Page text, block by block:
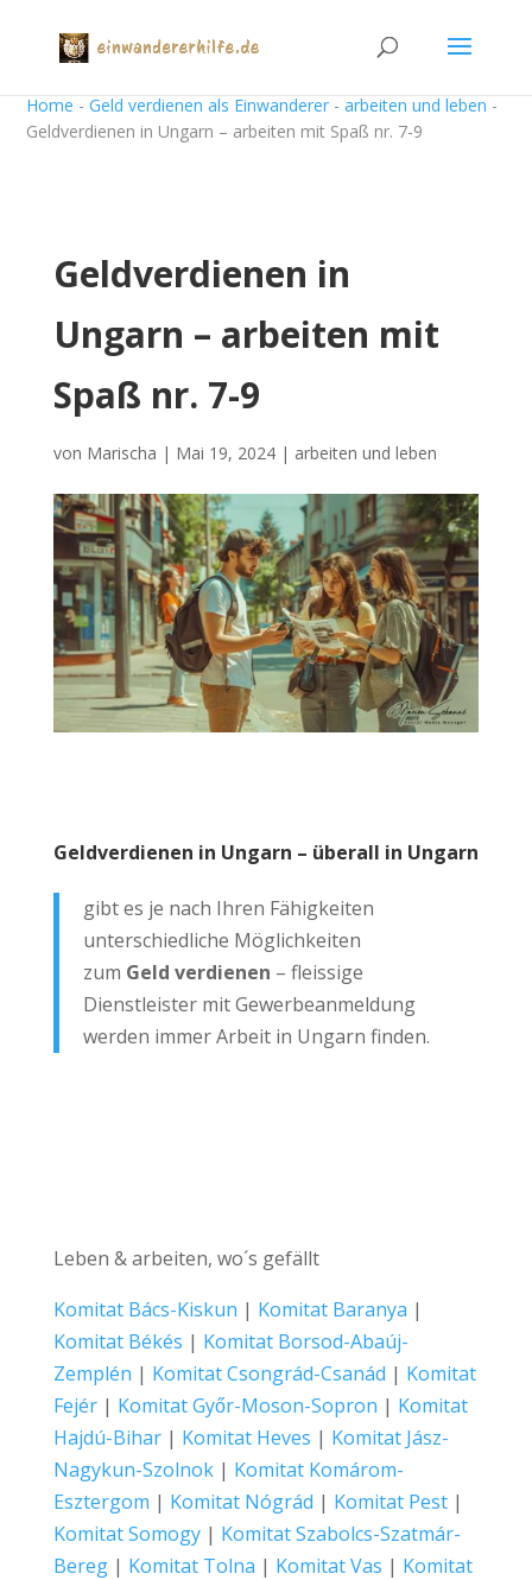
Home -Geld verdienen als Einwanderer -arbeiten und leben -
Geldverdienen in Ungarn – arbeiten mit Spaß nr. 7-9
Geldverdienen in
Ungarn – arbeiten mit
Spaß nr. 7-9
von Marischa | Mai 19, 2024| arbeiten und leben
Geldverdienen in Ungarn – überall in Ungarn
gibt es je nach Ihren Fähigkeiten
unterschiedliche Möglichkeiten
zum Geld verdienen – fleissige
Dienstleister mit Gewerbeanmeldung
werden immer Arbeit in Ungarn finden.
Leben & arbeiten, wo´s gefällt
Komitat Bács-Kiskun | Komitat Baranya |
Komitat Békés | Komitat Borsod-Abaúj-
Zemplén | Komitat Csongrád-Csanád | Komitat
Fejér| Komitat Győr-Moson-Sopron | Komitat
Hajdú-Bihar| Komitat Heves | Komitat Jász-
Nagykun-Szolnok| Komitat Komárom-
Esztergom | Komitat Nógrád | Komitat Pest|
Komitat Somogy| Komitat Szabolcs-Szatmár-
Bereg| Komitat Tolna | Komitat Vas | Komitat